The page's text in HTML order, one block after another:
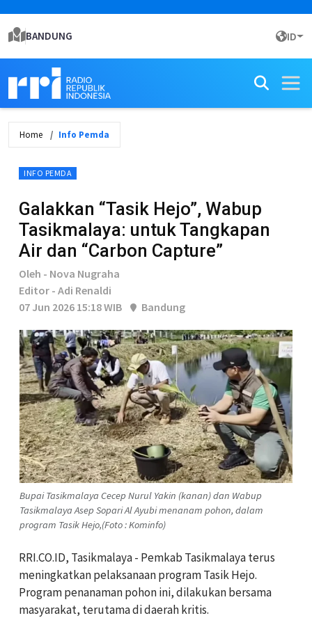
BANDUNG ID
Home Info Pemda
INFO PEMDA
Galakkan “Tasik Hejo”, Wabup
Tasikmalaya: untuk Tangkapan
Air dan “Carbon Capture”
Oleh - Nova Nugraha
Editor - Adi Renaldi
07 Jun 2026 15:18 WIB
Bandung
Bupai Tasikmalaya Cecep Nurul Yakin (kanan) dan Wabup
Tasikmalaya Asep Sopari Al Ayubi menanam pohon, dalam
program Tasik Hejo,(Foto : Kominfo)
RRI.CO.ID, Tasikmalaya - Pemkab Tasikmalaya terus
meningkatkan pelaksanaan program Tasik Hejo.
Program penanaman pohon ini, dilakukan bersama
masyarakat, terutama di daerah kritis.